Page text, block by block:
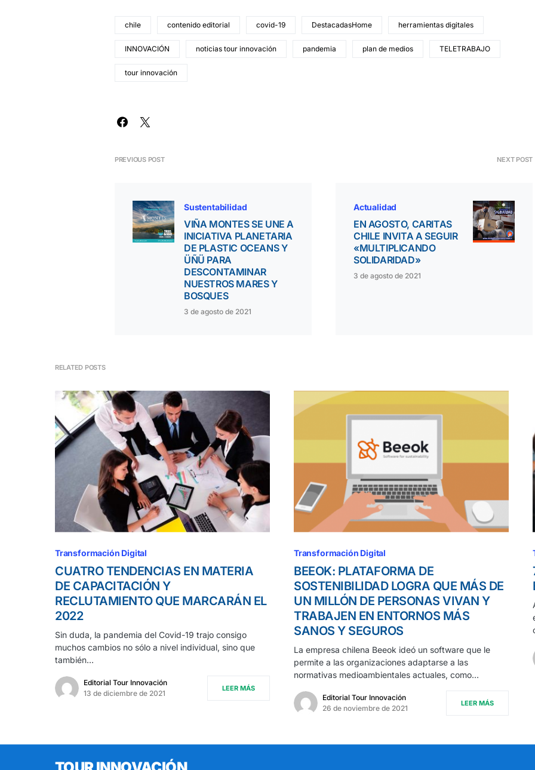
chile contenido editorial covid-19 DestacadasHome herramientas digitales
INNOVACIÓN noticias tour innovación pandemia plan de medios TELETRABAJO
tour innovación
PREVIOUS POST
Sustentabilidad
VIÑA MONTES SE UNE A
INICIATIVA PLANETARIA
DE PLASTIC OCEANS Y
ÜÑÜ PARA
DESCONTAMINAR
NUESTROS MARES Y
BOSQUES
3 de agosto de 2021
NEXT POST
Actualidad
EN AGOSTO, CARITAS
CHILE INVITA A SEGUIR
«MULTIPLICANDO
SOLIDARIDAD»
3 de agosto de 2021
RELATED POSTS
Transformación Digital
CUATRO TENDENCIAS EN MATERIA
DE CAPACITACIÓN Y
RECLUTAMIENTO QUE MARCARÁN EL
2022
Sin duda, la pandemia del Covid-19 trajo consigo
muchos cambios no sólo a nivel individual, sino que
también…
Editorial Tour Innovación
13 de diciembre de 2021
LEER MÁS
Transformación Digital
BEEOK: PLATAFORMA DE
SOSTENIBILIDAD LOGRA QUE MÁS DE
UN MILLÓN DE PERSONAS VIVAN Y
TRABAJEN EN ENTORNOS MÁS
SANOS Y SEGUROS
La empresa chilena Beeok ideó un software que le
permite a las organizaciones adaptarse a las
normativas medioambientales actuales, como…
Editorial Tour Innovación
26 de noviembre de 2021
LEER MÁS